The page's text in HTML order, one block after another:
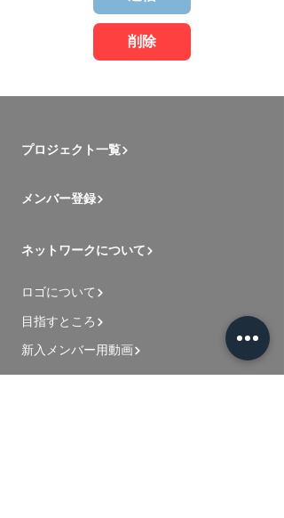
削除
プロジェクト一覧
メンバー登録
ネットワークについて
ロゴについて
目指すところ
新入メンバー用動画